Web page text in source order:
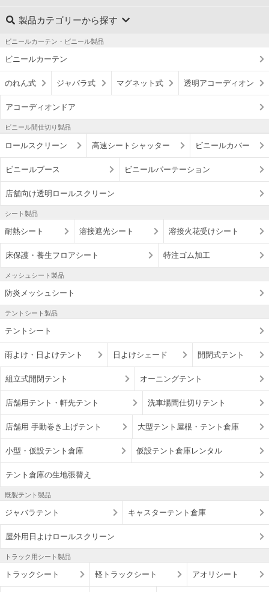
製品カテゴリーから探す
ビニールカーテン・ビニール製品
ビニールカーテン
のれん式 ジャバラ式 マグネット式 透明アコーディオン
アコーディオンドア
ビニール間仕切り製品
ロールスクリーン 高速シートシャッター ビニールカバー
ビニールブース ビニールパーテーション
店舗向け透明ロールスクリーン
シート製品
耐熱シート 溶接遮光シート 溶接火花受けシート
床保護・養生フロアシート 特注ゴム加工
メッシュシート製品
防炎メッシュシート
テントシート製品
テントシート
雨よけ・日よけテント 日よけシェード 開閉式テント
組立式開閉テント オーニングテント
店舗用テント・軒先テント 洗車場間仕切りテント
店舗用 手動巻き上げテント 大型テント屋根・テント倉庫
小型・仮設テント倉庫 仮設テント倉庫レンタル
テント倉庫の生地張替え
既製テント製品
ジャバラテント キャスターテント倉庫
屋外用日よけロールスクリーン
トラック用シート製品
トラックシート 軽トラックシート アオリシート